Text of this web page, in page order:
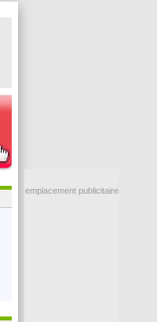
emplacement publicitaire